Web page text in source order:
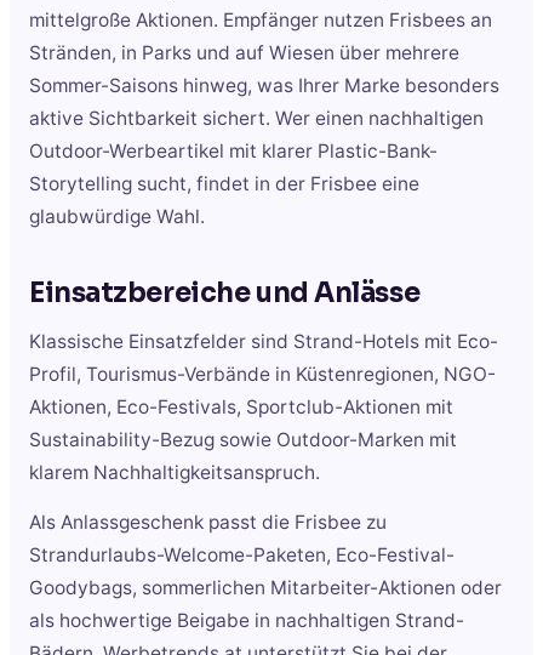
mittelgroße Aktionen. Empfänger nutzen Frisbees an
Stränden, in Parks und auf Wiesen über mehrere
Sommer-Saisons hinweg, was Ihrer Marke besonders
aktive Sichtbarkeit sichert. Wer einen nachhaltigen
Outdoor-Werbeartikel mit klarer Plastic-Bank-
Storytelling sucht, findet in der Frisbee eine
glaubwürdige Wahl.
Einsatzbereiche und Anlässe
Klassische Einsatzfelder sind Strand-Hotels mit Eco-
Profil, Tourismus-Verbände in Küstenregionen, NGO-
Aktionen, Eco-Festivals, Sportclub-Aktionen mit
Sustainability-Bezug sowie Outdoor-Marken mit
klarem Nachhaltigkeitsanspruch.
Als Anlassgeschenk passt die Frisbee zu
Strandurlaubs-Welcome-Paketen, Eco-Festival-
Goodybags, sommerlichen Mitarbeiter-Aktionen oder
als hochwertige Beigabe in nachhaltigen Strand-